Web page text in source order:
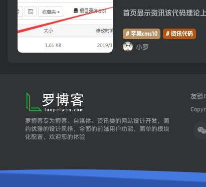
# 苹果cms10 # 资讯代码
小罗
罗博客专为博客、自媒体、资讯类的网站设计开发，简
约优雅的设计风格，全面的前端用户功能，简单的模块
化配置，欢迎您的体验
友链